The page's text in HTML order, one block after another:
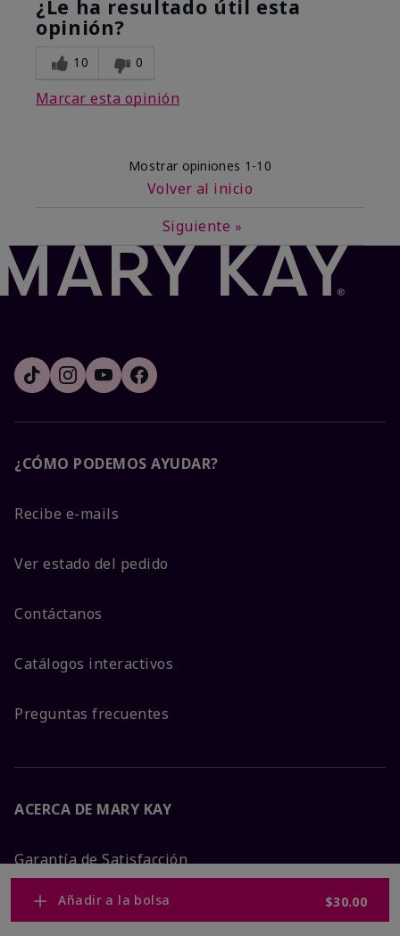
Añadir a la bolsa $30.00
¿Le ha resultado útil esta
opinión?
10 0
Marcar esta opinión
Mostrar opiniones 1-10
Volver al inicio
Siguiente »
¿CÓMO PODEMOS AYUDAR?
Recibe e-mails
Ver estado del pedido
Contáctanos
Catálogos interactivos
Preguntas frecuentes
ACERCA DE MARY KAY
Garantía de Satisfacción
Sobre Mary Kay